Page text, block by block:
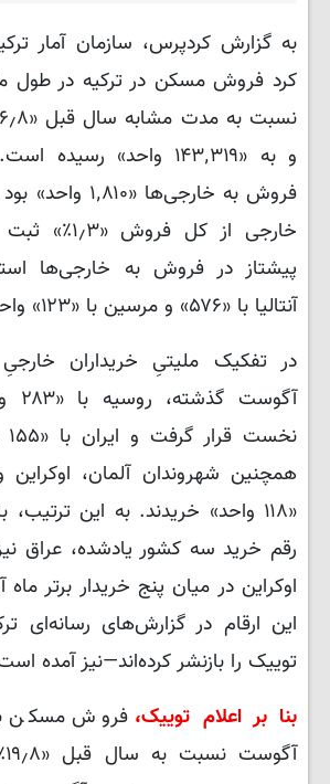
به گزارش کردپرس، سازمان آمار
و به «۱۴۳٬۳۱۹ واحد»
فروش به خارجی‌ها
خارجی از کل
آنتالیا با «۵۷۶» و مرسین با «۱۲۳» واحد بودند.
در تفکیک ملیتیِ خریداران
همچنین شهروندان آلمان،
«۱۱۸ واحد» خریدند. به این
رقم خرید سه کشور یادشده، عراق
اوکراین در میان پنج خریدار برتر
این ارقام در گزارش‌های رسانه‌ای
توییک را بازنشر کرده‌اند—نیز آمده
بنا بر اعلام توییک، فروش مسکن